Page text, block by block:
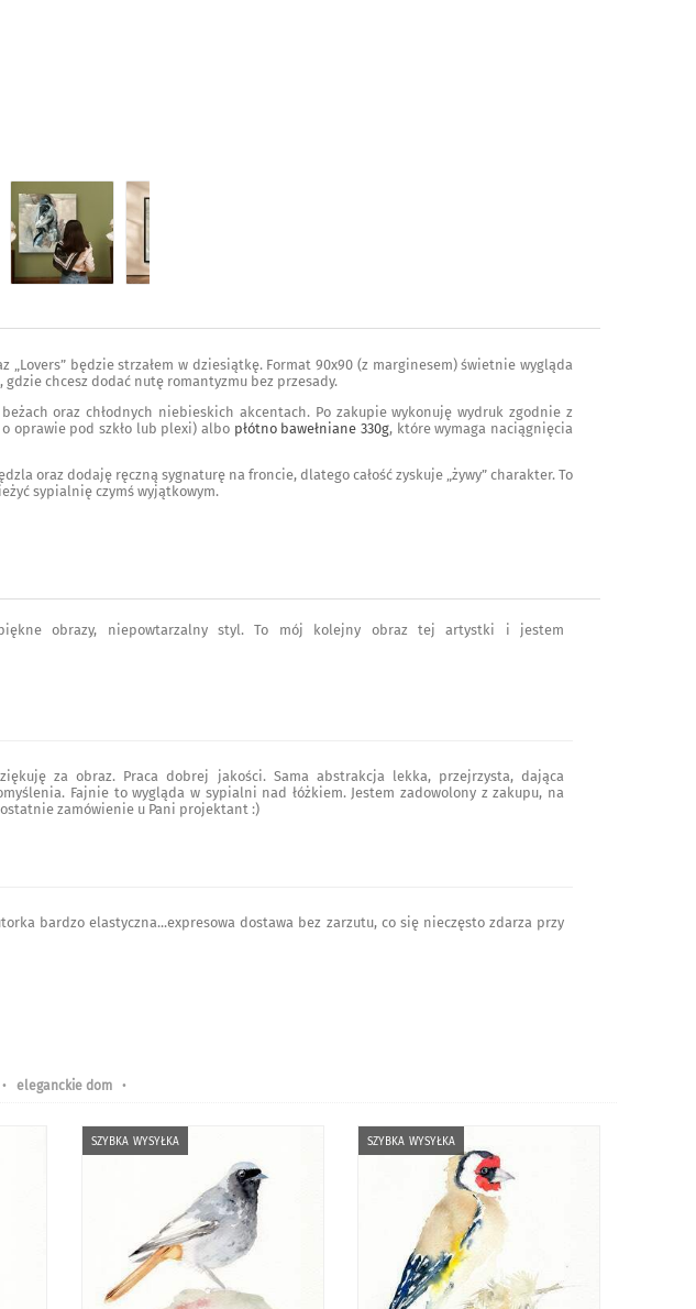
będzie strzałem w dziesiątkę. Format 90x90 (z marginesem) świetnie wygląda
chcesz dodać nutę romantyzmu bez przesady.
oraz chłodnych niebieskich akcentach. Po zakupie wykonuję wydruk zgodnie z
oprawie pod szkło lub plexi) albo płótno bawełniane 330g, które wymaga naciągnięcia
oraz dodaję ręczną sygnaturę na froncie, dlatego całość zyskuje „żywy” charakter. To
sypialnię czymś wyjątkowym.
obrazy, niepowtarzalny styl. To mój kolejny obraz tej artystki i jestem
za obraz. Praca dobrej jakości. Sama abstrakcja lekka, przejrzysta, dająca
Fajnie to wygląda w sypialni nad łóżkiem. Jestem zadowolony z zakupu, na
zamówienie u Pani projektant :)
bardzo elastyczna...expresowa dostawa bez zarzutu, co się nieczęsto zdarza przy
• eleganckie dom •
szybka wysyłka szybka wysyłka